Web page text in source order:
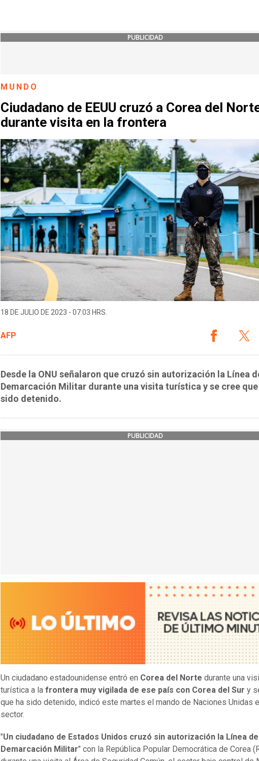
PUBLICIDAD
MUNDO
Ciudadano de EEUU cruzó a Corea del
durante visita en la frontera
18 DE JULIO DE 2023 - 07:03 HRS.
AFP
Desde la ONU señalaron que cruzó sin autorización la Línea
Demarcación Militar durante una visita turística y se cree que
sido detenido.
PUBLICIDAD
Un ciudadano estadounidense entró en Corea del Norte durante una
turística a la frontera muy vigilada de ese país con Corea del Sur y
que ha sido detenido, indicó este martes el mando de Naciones Unidas
sector.
"Un ciudadano de Estados Unidos cruzó sin autorización la Línea de
Demarcación Militar" con la República Popular Democrática de Corea